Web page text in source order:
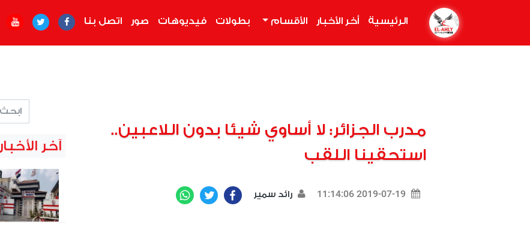
الرئيسية أخر الأخبار الأقسام بطولات فيديوهات صور اتصل بنا
مدرب الجزائر: لا أساوي شيئا بدون اللاعبين..
استحقينا اللقب
2019-07-19 11:14:06 رائد سمير Facebook
Twitter
آخر الأخبار